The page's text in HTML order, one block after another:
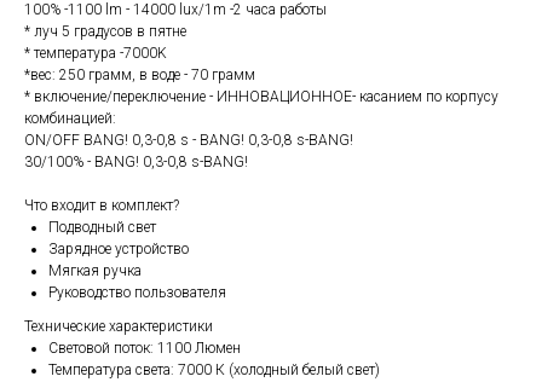
100% -1100 lm - 14000 lux/1m -2 часа работы
* луч 5 градусов в пятне
* температура -7000K
*вес: 250 грамм, в воде - 70 грамм
* включение/переключение - ИННОВАЦИОННОЕ- касанием по корпусу
комбинацией:
ON/OFF BANG! 0,3-0,8 s - BANG! 0,3-0,8 s-BANG!
30/100% - BANG! 0,3-0,8 s-BANG!
Что входит в комплект?
Подводный свет
Зарядное устройство
Мягкая ручка
Руководство пользователя
Технические характеристики
Световой поток: 1100 Люмен
Температура света: 7000 К (холодный белый свет)